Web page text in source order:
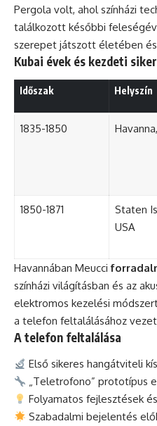
Pergola volt, ahol színházi
találkozott későbbi
szerepet játszott életében
Kubai évek és kezdeti
Időszak Helyszín
1835-1850
1850-1871
Staten
USA
Havannában Meucci
színházi világításban és az
elektromos kezelési
a telefon feltalálásához
A telefon feltalálása
Első sikeres hangátviteli
„Teletrofono” prototípus
Folyamatos fejlesztések
Szabadalmi bejelentés